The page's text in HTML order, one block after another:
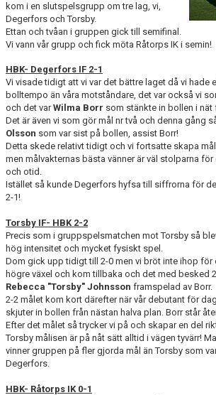
KONTAKT
HISTORIA
kom i en slutspelsgrupp om tre lag, vi,
Degerfors och Torsby.
Ettan och tvåan i gruppen gick till semifinal.
Vi vann vår grupp och fick möta Råtorps IK i semin!
HBK- Degerfors IF 2-1
Vi visade tidigt att vi var det bättre laget då vi hade
bolltempo än våra motståndare, det var också vi
och det varWilma Borr som stänkte in bollen i
Det är även vi som gör mål nr två och denna gång
Olsson som var sist på bollen, assist Borr!
Detta skede relativt tidigt och vi fortsatte skapa
men målvakternas bästa vänner är väl stolparna
och otid.
Istället så kunde Degerfors hyfsa till siffrorna för
2-1!
Torsby IF- HBK 2-2
Precis som i gruppspelsmatchen mot Torsby så
hög intensitet och mycket fysiskt spel.
Dom gick upp tidigt till 2-0 men vi bröt inte ihop för
högre växel och kom tillbaka och det med besked
Rebecca "Torsby" Johnsson framspelad av Borr.
2-2 målet kom kort därefter när vår debutant för
skjuter in bollen från nästan halva plan. Borr står
Efter det målet så trycker vi på och skapar en del
Torsby målisen är på nåt sätt alltid i vägen tyvärr!
vinner gruppen på fler gjorda mål än Torsby som
Degerfors.
HBK- Råtorps IK 0-1